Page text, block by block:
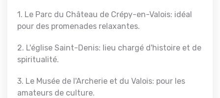
1. Le Parc du Château de Crépy-en-Valois: idéal
pour des promenades relaxantes.
2. L'église Saint-Denis: lieu chargé d'histoire et de
spiritualité.
3. Le Musée de l'Archerie et du Valois: pour les
amateurs de culture.